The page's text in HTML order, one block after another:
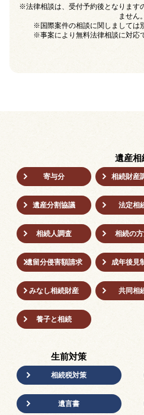
※法律相談は、受付予約後となります
ません。
※国際案件の相談に関しましては
※事案により無料法律相談に対応
遺産相
寄与分 相続財産
遺産分割協議 法定相
相続人調査 相続の
遺留分侵害額請求 成年後⾒
みなし相続財産 共同相
養子と相続
生前対策
相続税対策
遺言書